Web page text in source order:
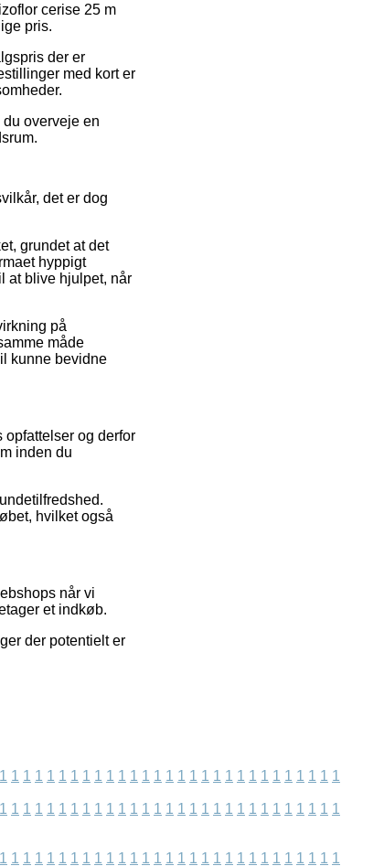
cerise 25 m
pris.
der er
med kort er
overveje en
det er dog
grundet at det
hyppigt
at blive hjulpet, når
på
måde
kunne bevidne
og derfor
inden du
hvilket også
når vi
et indkøb.
der potentielt er
1 1 1 1 1 1 1 1 1 1 1 1 1 1 1 1 1 1 1 1 1 1 1 1 1 1 1 1 1
1 1 1 1 1 1 1 1 1 1 1 1 1 1 1 1 1 1 1 1 1 1 1 1 1 1 1 1 1
1 1 1 1 1 1 1 1 1 1 1 1 1 1 1 1 1 1 1 1 1 1 1 1 1 1 1 1 1